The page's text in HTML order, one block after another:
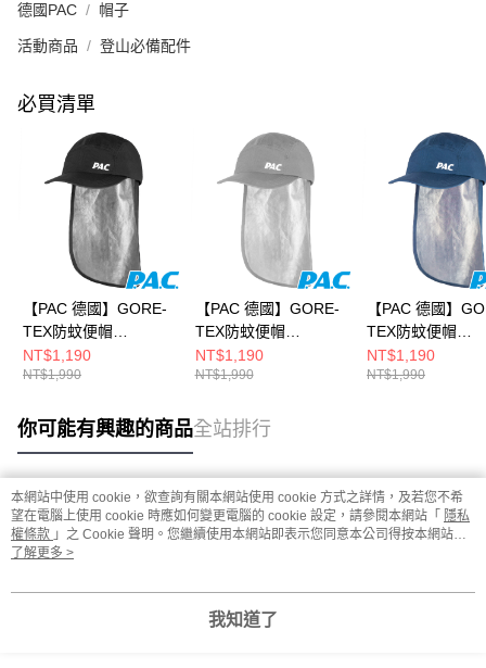
德國PAC 帽子
活動商品 登山必備配件
必買清單
【PAC 德國】GORE-
TEX防蚊便帽
(PAC30421001黑/抗
UV/防風防水)
NT$1,190
NT$1,990
【PAC 德國】GORE-
TEX防蚊便帽
(PAC30421001灰/抗
UV/防風防水)
NT$1,190
NT$1,990
【PAC 德國】
TEX防蚊便帽
(PAC30421001
UV/防風防水)
NT$1,190
NT$1,990
你可能有興趣的商品全站排行
熱門標籤
本網站中使用 cookie，欲查詢有關本網站使用 cookie 方式之詳情，及若您不希
望在電腦上使用 cookie 時應如何變更電腦的 cookie 設定，請參閱本網站「 隱私
權條款 」之 Cookie 聲明。您繼續使用本網站即表示您同意本公司得按本網站使
用條款之 Cookie 聲明使用 cookie。
了解更多 >
我知道了